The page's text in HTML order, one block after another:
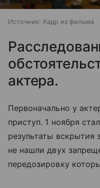
Источник: Кадр из фильма
актера.
Первоначально у
приступ. 1 ноября
результаты вскрытия
не нашли двух
передозировку